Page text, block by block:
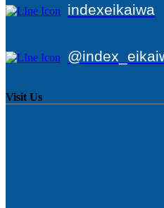
indexeikaiwa
Visit Us